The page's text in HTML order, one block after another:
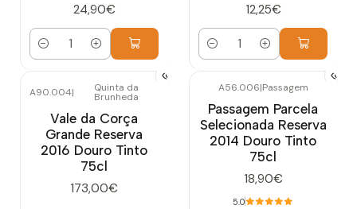
24,90€
Cantidad
12,25€
Cantidad
A90.004| Quinta da
Brunheda
Vale da Corça
Grande Reserva
2016 Douro Tinto
75cl
173,00€
A56.006|Passagem
Passagem Parcela
Selecionada Reserva
2014 Douro Tinto
75cl
18,90€
5.0